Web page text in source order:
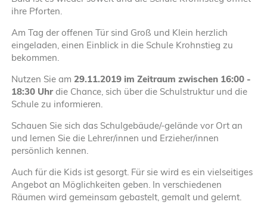
ihre Pforten.
Am Tag der offenen Tür sind Groß und Klein herzlich
eingeladen, einen Einblick in die Schule Krohnstieg zu
bekommen.
Nutzen Sie am 29.11.2019 im Zeitraum zwischen 16:00 -
18:30 Uhr die Chance, sich über die Schulstruktur und die
Schule zu informieren.
Schauen Sie sich das Schulgebäude/-gelände vor Ort an
und lernen Sie die Lehrer/innen und Erzieher/innen
persönlich kennen.
Auch für die Kids ist gesorgt. Für sie wird es ein vielseitiges
Angebot an Möglichkeiten geben. In verschiedenen
Räumen wird gemeinsam gebastelt, gemalt und gelernt.